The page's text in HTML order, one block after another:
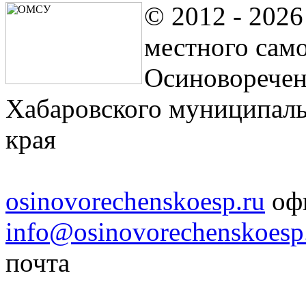
© 2012 -
местного
Хабаровского
края
osinovorechenskoesp.ru
почта